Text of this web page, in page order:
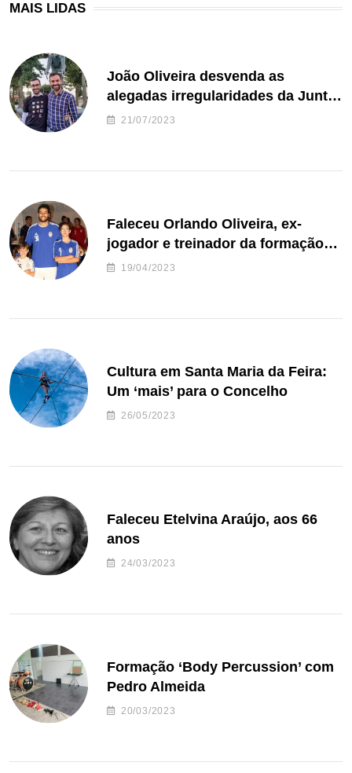
MAIS LIDAS
João Oliveira desvenda as
alegadas irregularidades da Junta
de Freguesia S. João de Ver
21/07/2023
Faleceu Orlando Oliveira, ex-
jogador e treinador da formação
de andebol do Feirense
19/04/2023
Cultura em Santa Maria da Feira:
Um ‘mais’ para o Concelho
26/05/2023
Faleceu Etelvina Araújo, aos 66
anos
24/03/2023
Formação ‘Body Percussion’ com
Pedro Almeida
20/03/2023